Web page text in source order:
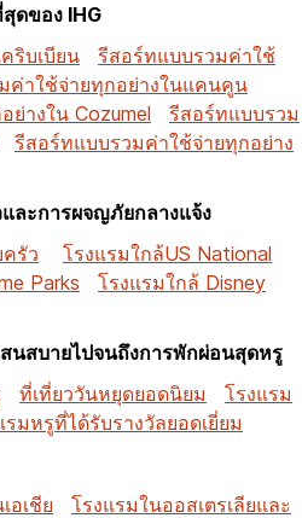
ดของ IHG
ริบเบียน
รีสอร์ทแบบรวมค่าใช้
ค่าใช้จ่ายทุกอย่างในแคนคูน
างใน Cozumel
รีสอร์ทแบบรวม
รีสอร์ทแบบรวมค่าใช้จ่ายทุกอย่าง
ละการผจญภัยกลางแจ้ง
รัว
โรงแรมใกล้US National
Parks
โรงแรมใกล้ Disney
นสบายไปจนถึงการพักผ่อนสุดหรู
ที่เที่ยววันหยุดยอดนิยม
โรงแรม
รมหรูที่ได้รับรางวัลยอดเยี่ยม
อเชีย
โรงแรมในออสเตรเลียและ